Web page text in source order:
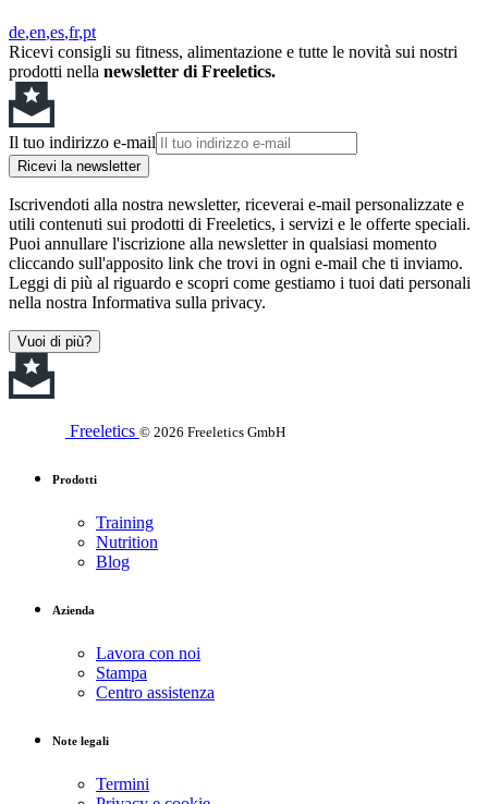
de en es fr pt
Ricevi consigli su fitness, alimentazione e tutte le novità sui nostri
prodotti nella newsletter di Freeletics.
Il tuo indirizzo e-mail
Ricevi la newsletter
Iscrivendoti alla nostra newsletter, riceverai e-mail personalizzate e
utili contenuti sui prodotti di Freeletics, i servizi e le offerte speciali.
Puoi annullare l'iscrizione alla newsletter in qualsiasi momento
cliccando sull'apposito link che trovi in ogni e-mail che ti inviamo.
Leggi di più al riguardo e scopri come gestiamo i tuoi dati personali
nella nostra Informativa sulla privacy.
Vuoi di più?
Freeletics © 2026 Freeletics GmbH
Prodotti
Training
Nutrition
Blog
Azienda
Lavora con noi
Stampa
Centro assistenza
Note legali
Termini